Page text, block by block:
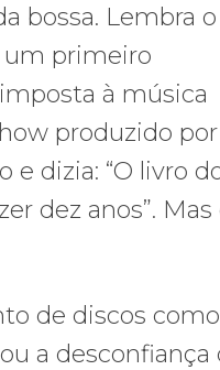
bossa. Lembra o
um primeiro
à música
produzido por
e dizia: “O livro
dez anos”. Mas
de discos como
a desconfiança